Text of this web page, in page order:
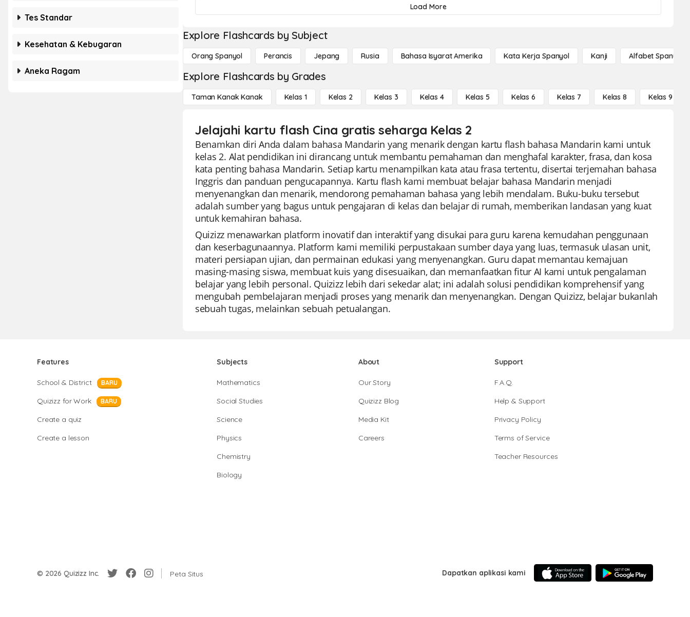
Tes Standar
Kesehatan & Kebugaran
Aneka Ragam
Load More
Explore Flashcards by Subject
Orang Spanyol Perancis Jepang Rusia Bahasa Isyarat Amerika Kata Kerja Spanyol Kanji Alfabet Spanyol
Explore Flashcards by Grades
Taman Kanak Kanak Kelas 1 Kelas 2 Kelas 3 Kelas 4 Kelas 5 Kelas 6 Kelas 7 Kelas 8 Kelas 9
Jelajahi kartu flash Cina gratis seharga Kelas 2
Benamkan diri Anda dalam bahasa Mandarin yang menarik dengan kartu flash bahasa Mandarin kami untuk
kelas 2. Alat pendidikan ini dirancang untuk membantu pemahaman dan menghafal karakter, frasa, dan kosa
kata penting bahasa Mandarin. Setiap kartu menampilkan kata atau frasa tertentu, disertai terjemahan bahasa
Inggris dan panduan pengucapannya. Kartu flash kami membuat belajar bahasa Mandarin menjadi
menyenangkan dan menarik, mendorong pemahaman bahasa yang lebih mendalam. Buku-buku tersebut
adalah sumber yang bagus untuk pengajaran di kelas dan belajar di rumah, memberikan landasan yang kuat
untuk kemahiran bahasa.
Quizizz menawarkan platform inovatif dan interaktif yang disukai para guru karena kemudahan penggunaan
dan keserbagunaannya. Platform kami memiliki perpustakaan sumber daya yang luas, termasuk ulasan unit,
materi persiapan ujian, dan permainan edukasi yang menyenangkan. Guru dapat memantau kemajuan
masing-masing siswa, membuat kuis yang disesuaikan, dan memanfaatkan fitur AI kami untuk pengalaman
belajar yang lebih personal. Quizizz lebih dari sekedar alat; ini adalah solusi pendidikan komprehensif yang
mengubah pembelajaran menjadi proses yang menarik dan menyenangkan. Dengan Quizizz, belajar bukanlah
sebuah tugas, melainkan sebuah petualangan.
Features
School & District BARU
Quizizz for Work BARU
Create a quiz
Create a lesson
Subjects
Mathematics
Social Studies
Science
Physics
Chemistry
Biology
About
Our Story
Quizizz Blog
Media Kit
Careers
Support
F.A.Q.
Help & Support
Privacy Policy
Terms of Service
Teacher Resources
© 2026 Quizizz Inc. Peta Situs Dapatkan aplikasi kami